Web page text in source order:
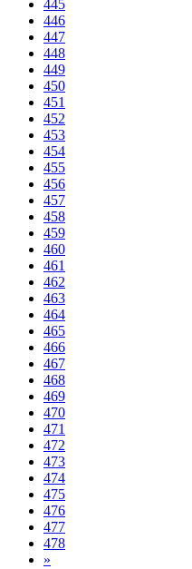
445
446
447
448
449
450
451
452
453
454
455
456
457
458
459
460
461
462
463
464
465
466
467
468
469
470
471
472
473
474
475
476
477
478
»